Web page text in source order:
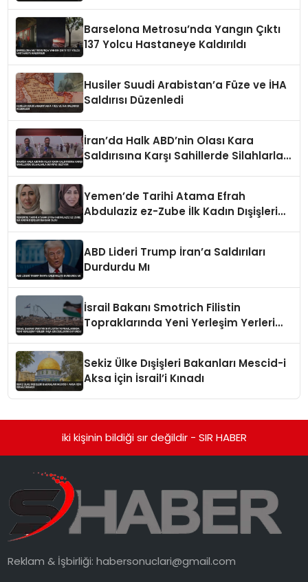
Barselona Metrosu’nda Yangın Çıktı
137 Yolcu Hastaneye Kaldırıldı
Husiler Suudi Arabistan’a Füze ve İHA
Saldırısı Düzenledi
İran’da Halk ABD’nin Olası Kara
Saldırısına Karşı Sahillerde Silahlarla
Yemen’de Tarihi Atama Efrah
Abdulaziz ez-Zube İlk Kadın Dışişleri
ABD Lideri Trump İran’a Saldırıları
Durdurdu Mı
İsrail Bakanı Smotrich Filistin
Topraklarında Yeni Yerleşim Yerleri
Sekiz Ülke Dışişleri Bakanları Mescid-i
Aksa İçin İsrail’i Kınadı
iki kişinin bildiği sır değildir - SIR HABER
Reklam & İşbirliği:habersonuclari@gmail.com